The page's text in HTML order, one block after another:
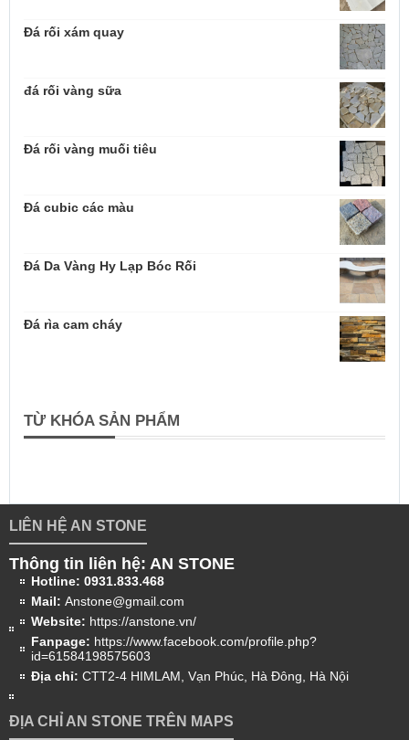
Đá rối xám quay
đá rối vàng sữa
Đá rối vàng muối tiêu
Đá cubic các màu
Đá Da Vàng Hy Lạp Bóc Rối
Đá rìa cam cháy
TỪ KHÓA SẢN PHẨM
LIÊN HỆ AN STONE
Thông tin liên hệ: AN STONE
Hotline: 0931.833.468
Mail: Anstone@gmail.com
Website: https://anstone.vn/
Fanpage: https://www.facebook.com/profile.php?
id=61584198575603
Địa chỉ: CTT2-4 HIMLAM, Vạn Phúc, Hà Đông, Hà Nội
ĐỊA CHỈ AN STONE TRÊN MAPS